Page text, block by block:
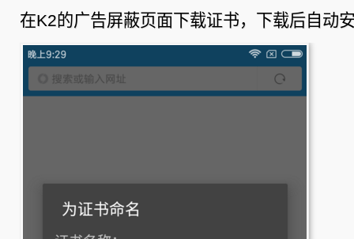
在K2的广告屏蔽页面下载证书，下载后自动